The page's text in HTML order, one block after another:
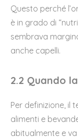
Questo perché
è in grado di
sembrava
anche capelli.
2.2 Quando
Per definizione, il
alimenti e
abitualmente e